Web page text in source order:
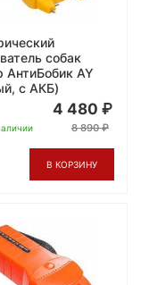
собак
АнтиБобик AY
с АКБ)
4 480
8 890
В КОРЗИНУ